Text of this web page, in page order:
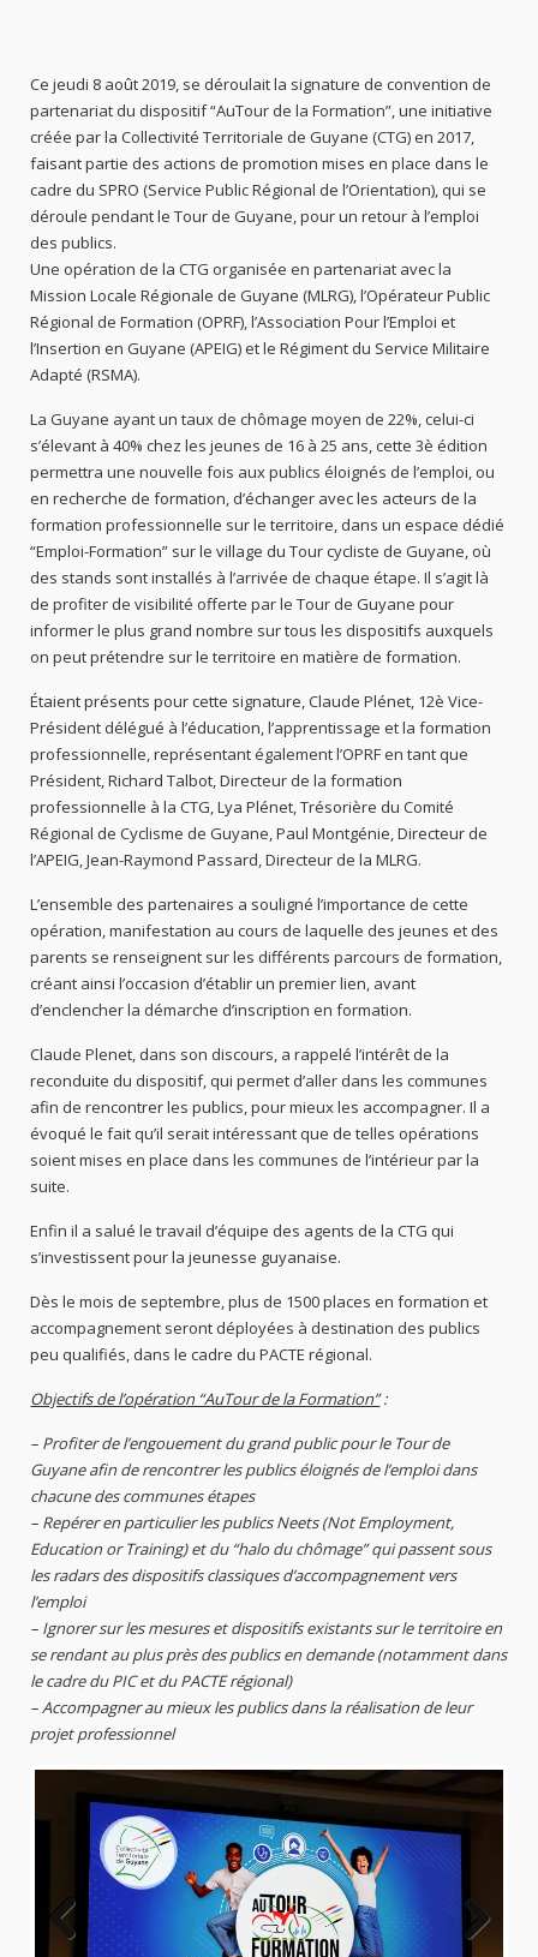
Ce jeudi 8 août 2019, se déroulait la signature de convention de
partenariat du dispositif “AuTour de la Formation”, une initiative
créée par la Collectivité Territoriale de Guyane (CTG) en 2017,
faisant partie des actions de promotion mises en place dans le
cadre du SPRO (Service Public Régional de l’Orientation), qui se
déroule pendant le Tour de Guyane, pour un retour à l’emploi
des publics.
Une opération de la CTG organisée en partenariat avec la
Mission Locale Régionale de Guyane (MLRG), l’Opérateur Public
Régional de Formation (OPRF), l’Association Pour l’Emploi et
l’Insertion en Guyane (APEIG) et le Régiment du Service Militaire
Adapté (RSMA).
La Guyane ayant un taux de chômage moyen de 22%, celui-ci
s’élevant à 40% chez les jeunes de 16 à 25 ans, cette 3è édition
permettra une nouvelle fois aux publics éloignés de l’emploi, ou
en recherche de formation, d’échanger avec les acteurs de la
formation professionnelle sur le territoire, dans un espace dédié
“Emploi-Formation” sur le village du Tour cycliste de Guyane, où
des stands sont installés à l’arrivée de chaque étape. Il s’agit là
de profiter de visibilité offerte par le Tour de Guyane pour
informer le plus grand nombre sur tous les dispositifs auxquels
on peut prétendre sur le territoire en matière de formation.
Étaient présents pour cette signature, Claude Plénet, 12è Vice-
Président délégué à l’éducation, l’apprentissage et la formation
professionnelle, représentant également l’OPRF en tant que
Président, Richard Talbot, Directeur de la formation
professionnelle à la CTG, Lya Plénet, Trésorière du Comité
Régional de Cyclisme de Guyane, Paul Montgénie, Directeur de
l’APEIG, Jean-Raymond Passard, Directeur de la MLRG.
L’ensemble des partenaires a souligné l’importance de cette
opération, manifestation au cours de laquelle des jeunes et des
parents se renseignent sur les différents parcours de formation,
créant ainsi l’occasion d’établir un premier lien, avant
d’enclencher la démarche d’inscription en formation.
Claude Plenet, dans son discours, a rappelé l’intérêt de la
reconduite du dispositif, qui permet d’aller dans les communes
afin de rencontrer les publics, pour mieux les accompagner. Il a
évoqué le fait qu’il serait intéressant que de telles opérations
soient mises en place dans les communes de l’intérieur par la
suite.
Enfin il a salué le travail d’équipe des agents de la CTG qui
s’investissent pour la jeunesse guyanaise.
Dès le mois de septembre, plus de 1500 places en formation et
accompagnement seront déployées à destination des publics
peu qualifiés, dans le cadre du PACTE régional.
Objectifs de l’opération “AuTour de la Formation”:
– Profiter de l’engouement du grand public pour le Tour de
Guyane afin de rencontrer les publics éloignés de l’emploi dans
chacune des communes étapes
– Repérer en particulier les publics Neets (Not Employment,
Education or Training) et du “halo du chômage” qui passent sous
les radars des dispositifs classiques d’accompagnement vers
l’emploi
– Ignorer sur les mesures et dispositifs existants sur le territoire en
se rendant au plus près des publics en demande (notamment dans
le cadre du PIC et du PACTE régional)
– Accompagner au mieux les publics dans la réalisation de leur
projet professionnel